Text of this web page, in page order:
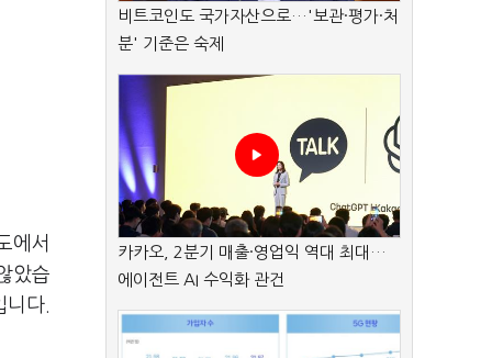
에서
았습
다.
비트코인도 국가자산으로…'보관·평가·처
분' 기준은 숙제
카카오, 2분기 매출·영업익 역대 최대…
에이전트 AI 수익화 관건